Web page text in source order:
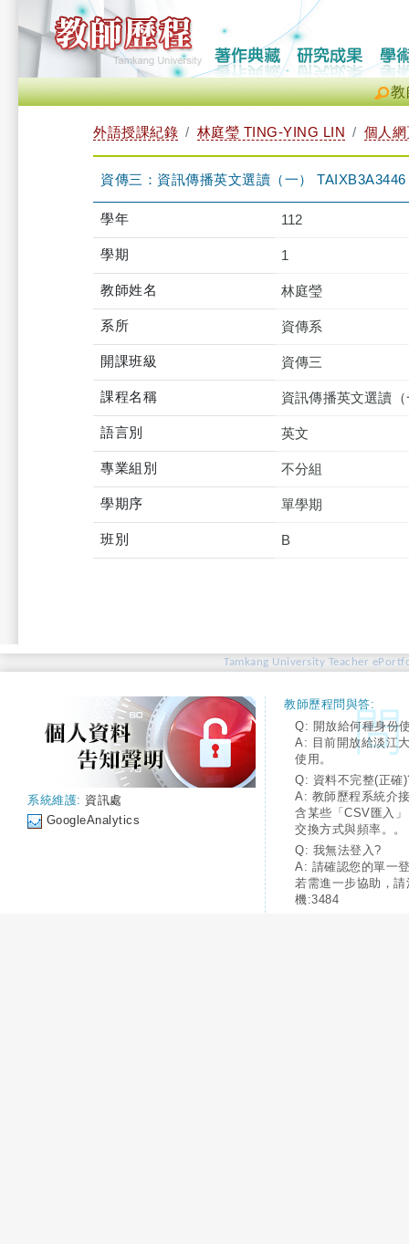
教
外語授課紀錄 林庭瑩 TING-YING LIN 個人網
資傳三：資訊傳播英文選讀（一） TAIXB3A3446
學年 112
學期 1
教師姓名 林庭瑩
系所 資傳系
開課班級 資傳三
課程名稱 資訊傳播英文選讀
語言別 英文
專業組別 不分組
學期序 單學期
班別 B
Tamkang University Teacher
系統維護: 資訊處
GoogleAnalytics
教師歷程問與答:
Q: 開放給何種身份
A: 目前開放給淡江
使用。
Q: 資料不完整(正確
A: 教師歷程系統介
含某些「CSV匯入
交換方式與頻率。。
Q: 我無法登入?
A: 請確認您的單一
若需進一步協助，
機:3484